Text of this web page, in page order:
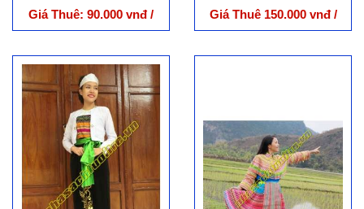
Giá Thuê: 90.000 vnđ /
Bộ
Giá Thuê 150.000 vnđ /
Bộ